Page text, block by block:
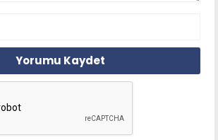
Yorumu Kaydet